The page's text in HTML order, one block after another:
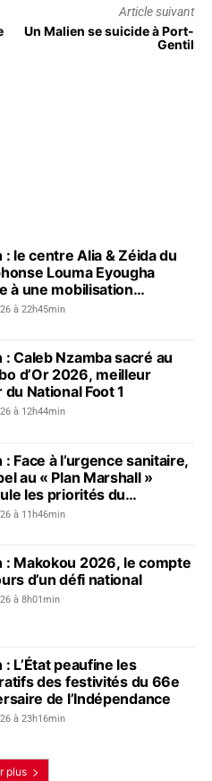
Article suivant
Un Malien se suicide à Port-
Gentil
: le centre Alia & Zéida du
Louma Eyougha
à une mobilisation
contre les addictions
à 22h45min
: Caleb Nzamba sacré au
d’Or 2026, meilleur
du National Foot 1
à 12h44min
: Face à l’urgence sanitaire,
au « Plan Marshall »
les priorités du
à 11h46min
: Makokou 2026, le compte
d’un défi national
à 8h01min
: L’État peaufine les
des festivités du 66e
de l’Indépendance
à 23h16min
plus